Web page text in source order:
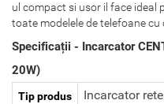
ul compact si usor il face ideal
toate modelele de telefoane
Specificații - Incarcator
20W)
Tip produs Incarcator